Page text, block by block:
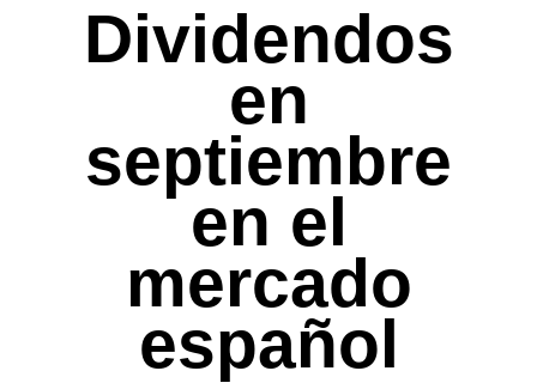
Dividendos
en
septiembre
en el
mercado
español